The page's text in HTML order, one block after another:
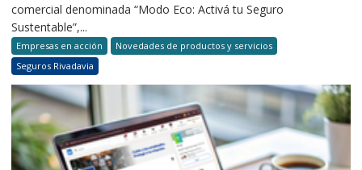
comercial denominada “Modo Eco: Activá tu Seguro
Sustentable”,...
Empresas en acción
Novedades de productos y servicios
Seguros Rivadavia